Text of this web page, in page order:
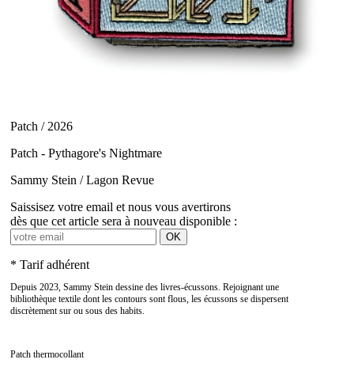
Patch / 2026
Patch - Pythagore's Nightmare
Sammy Stein / Lagon Revue
Saissisez votre email et nous vous avertirons
dès que cet article sera à nouveau disponible :
OK
* Tarif adhérent
Depuis 2023, Sammy Stein dessine des livres-écussons. Rejoignant une
bibliothèque textile dont les contours sont flous, les écussons se dispersent
discrètement sur ou sous des habits.
Patch thermocollant